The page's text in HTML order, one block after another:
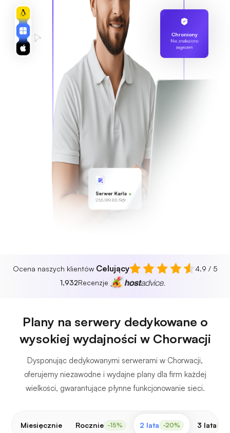
Chroniony
Nie znaleziono
zagrożeń
Serwer Karla
255.189.85.19
Ocena naszych klientów Celujący
4.9 / 5
1,932Recenzje
Plany na serwery dedykowane o
wysokiej wydajności w Chorwacji
Dysponując dedykowanymi serwerami w Chorwacji,
oferujemy niezawodne i wydajne plany dla firm każdej
wielkości, gwarantujące płynne funkcjonowanie sieci.
Miesięcznie Rocznie -15% 2 lata -20% 3 lata